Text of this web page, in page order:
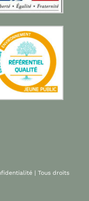
| Tous droits